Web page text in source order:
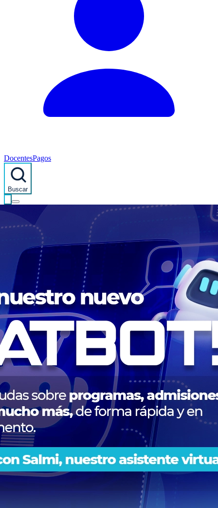
DocentesPagos
Buscar